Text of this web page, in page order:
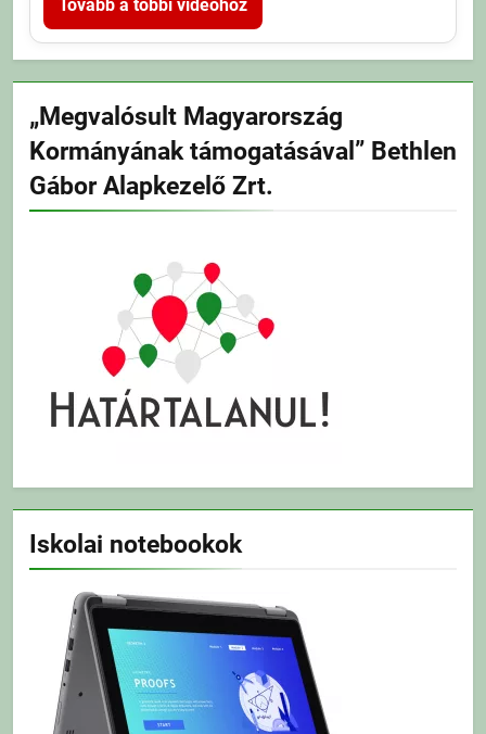
Tovább a többi videóhoz
„Megvalósult Magyarország
Kormányának támogatásával” Bethlen
Gábor Alapkezelő Zrt.
Iskolai notebookok